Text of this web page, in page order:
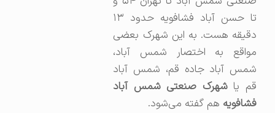
تا حسن آباد فشافویه حدود ۱۳
دقیقه هست. به این شهرک بعضی
مواقع به اختصار شمس آباد،‌
شمس آباد جاده قم،‌ شمس آباد
قم یاشهرک صنعتی شمس آباد
فشافویههم گفته می‌شود.